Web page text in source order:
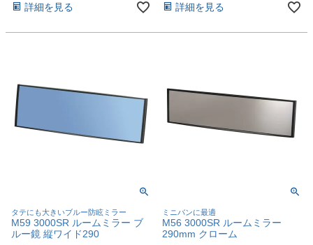
詳細を見る 詳細を見る
タテにも大きいブルー防眩ミラー
M59 3000SR ルームミラー ブ
ルー鏡 縦ワイド290
ミニバンに最適
M56 3000SR ルームミラー
290mm クローム